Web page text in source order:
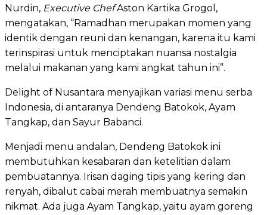
Nurdin, Executive ChefAston Kartika Grogol,
mengatakan, “Ramadhan merupakan momen yang
identik dengan reuni dan kenangan, karena itu kami
terinspirasi untuk menciptakan nuansa nostalgia
melalui makanan yang kami angkat tahun ini”.
Delight of Nusantara menyajikan variasi menu serba
Indonesia, di antaranya Dendeng Batokok, Ayam
Tangkap, dan Sayur Babanci.
Menjadi menu andalan, Dendeng Batokok ini
membutuhkan kesabaran dan ketelitian dalam
pembuatannya. Irisan daging tipis yang kering dan
renyah, dibalut cabai merah membuatnya semakin
nikmat. Ada juga Ayam Tangkap, yaitu ayam goreng